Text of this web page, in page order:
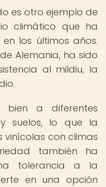
es otro ejemplo de
climático que ha
los últimos años.
Alemania, ha sido
al mildiu, la
a diferentes
suelos, lo que la
con climas
también ha
tolerancia a la
en una opción